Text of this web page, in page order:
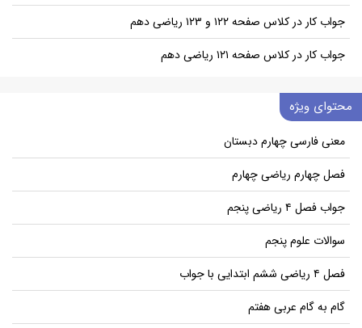
جواب کار در کلاس صفحه ۱۲۲ و ۱۲۳ ریاضی دهم
جواب کار در کلاس صفحه ۱۲۱ ریاضی دهم
محتوای ویژه
معنی فارسی چهارم دبستان
فصل چهارم ریاضی چهارم
جواب فصل ۴ ریاضی پنجم
سوالات علوم پنجم
فصل ۴ ریاضی ششم ابتدایی با جواب
گام به گام عربی هفتم